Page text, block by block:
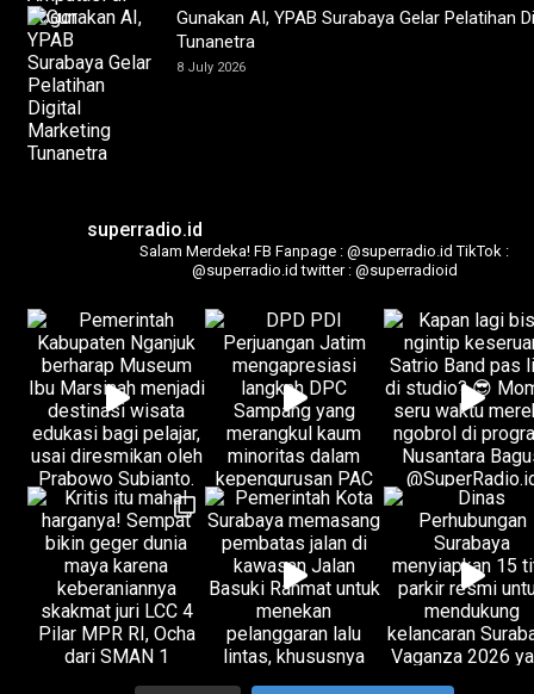
Gunakan AI, YPAB Surabaya Gelar Pelatihan
Tunanetra
8 July 2026
superradio.id
Salam Merdeka! FB Fanpage : @superradio.id TikTok :
@superradio.id twitter : @superradioid